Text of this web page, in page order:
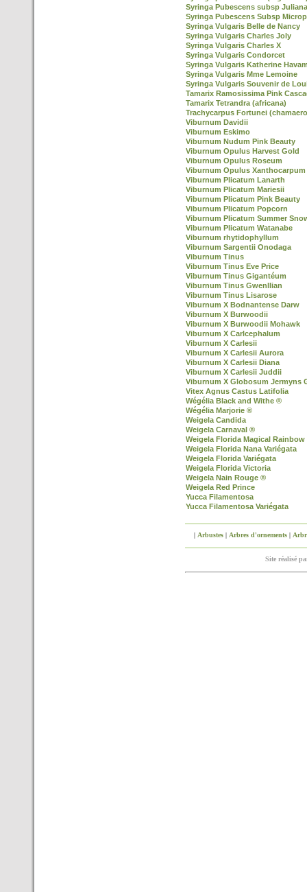
Syringa Pubescens subsp
Syringa Pubescens Subsp
Syringa Vulgaris Belle de Nancy
Syringa Vulgaris Charles Joly
Syringa Vulgaris Charles X
Syringa Vulgaris Condorcet
Syringa Vulgaris Katherine
Syringa Vulgaris Mme Lemoine
Syringa Vulgaris Souvenir de
Tamarix Ramosissima Pink
Tamarix Tetrandra (africana)
Trachycarpus Fortunei
Viburnum Davidii
Viburnum Eskimo
Viburnum Nudum Pink Beauty
Viburnum Opulus Harvest Gold
Viburnum Opulus Roseum
Viburnum Opulus Xanthocarpum
Viburnum Plicatum Lanarth
Viburnum Plicatum Mariesii
Viburnum Plicatum Pink Beauty
Viburnum Plicatum Popcorn
Viburnum Plicatum Summer
Viburnum Plicatum Watanabe
Viburnum rhytidophyllum
Viburnum Sargentii Onodaga
Viburnum Tinus
Viburnum Tinus Eve Price
Viburnum Tinus Gigantéum
Viburnum Tinus Gwenllian
Viburnum Tinus Lisarose
Viburnum X Bodnantense Darw
Viburnum X Burwoodii
Viburnum X Burwoodii Mohawk
Viburnum X Carlcephalum
Viburnum X Carlesii
Viburnum X Carlesii Aurora
Viburnum X Carlesii Diana
Viburnum X Carlesii Juddii
Viburnum X Globosum Jermyns
Vitex Agnus Castus Latifolia
Wégélia Black and Withe ®
Wégélia Marjorie ®
Weigela Candida
Weigela Carnaval ®
Weigela Florida Magical Rainbow
Weigela Florida Nana Variégata
Weigela Florida Variégata
Weigela Florida Victoria
Weigela Nain Rouge ®
Weigela Red Prince
Yucca Filamentosa
Yucca Filamentosa Variégata
| Arbustes| Arbres d'ornements|
Site réalisé